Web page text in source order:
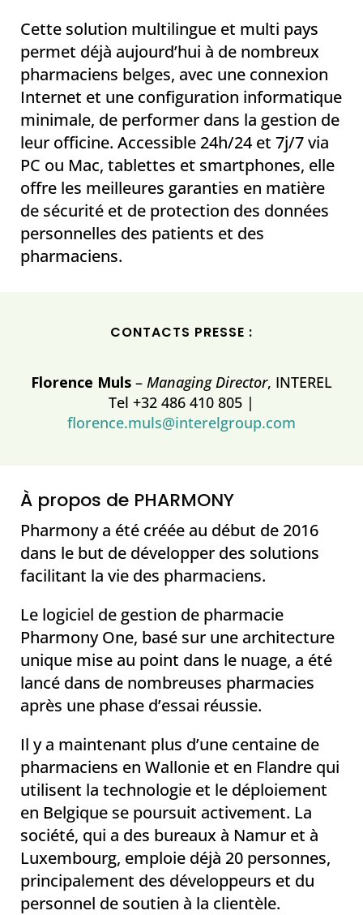
Cette solution multilingue et multi pays
permet déjà aujourd’hui à de nombreux
pharmaciens belges, avec une connexion
Internet et une configuration informatique
minimale, de performer dans la gestion de
leur officine. Accessible 24h/24 et 7j/7 via
PC ou Mac, tablettes et smartphones, elle
offre les meilleures garanties en matière
de sécurité et de protection des données
personnelles des patients et des
pharmaciens.
CONTACTS PRESSE :
Florence Muls – Managing Director, INTEREL
Tel +32 486 410 805 |
florence.muls@interelgroup.com
À propos de PHARMONY
Pharmony a été créée au début de 2016
dans le but de développer des solutions
facilitant la vie des pharmaciens.
Le logiciel de gestion de pharmacie
Pharmony One, basé sur une architecture
unique mise au point dans le nuage, a été
lancé dans de nombreuses pharmacies
après une phase d’essai réussie.
Il y a maintenant plus d’une centaine de
pharmaciens en Wallonie et en Flandre qui
utilisent la technologie et le déploiement
en Belgique se poursuit activement. La
société, qui a des bureaux à Namur et à
Luxembourg, emploie déjà 20 personnes,
principalement des développeurs et du
personnel de soutien à la clientèle.